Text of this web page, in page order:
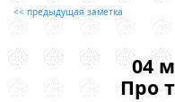
<< предыдущая заметка
04
Про